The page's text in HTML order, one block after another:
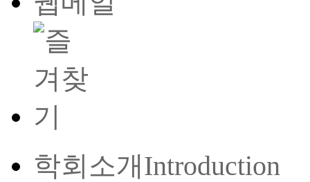
학회소개Introduction